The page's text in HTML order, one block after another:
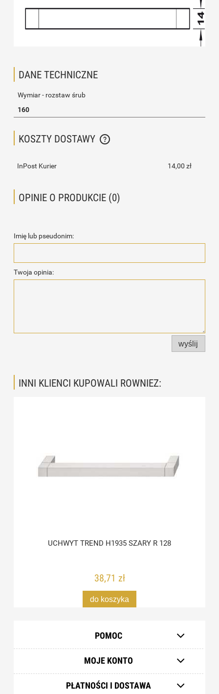
DANE TECHNICZNE
Wymiar - rozstaw śrub
160
KOSZTY DOSTAWY
CENA NIE ZAWIERA EWENTUALNYCH KOSZTÓW PŁATNOŚCI
InPost Kurier 14,00 zł
OPINIE O PRODUKCIE (0)
Imię lub pseudonim:
Twoja opinia:
wyślij
INNI KLIENCI KUPOWALI ROWNIEZ:
UCHWYT TREND H1935 SZARY R 128
38,71 zł
do koszyka
POMOC
MOJE KONTO
PŁATNOŚCI I DOSTAWA